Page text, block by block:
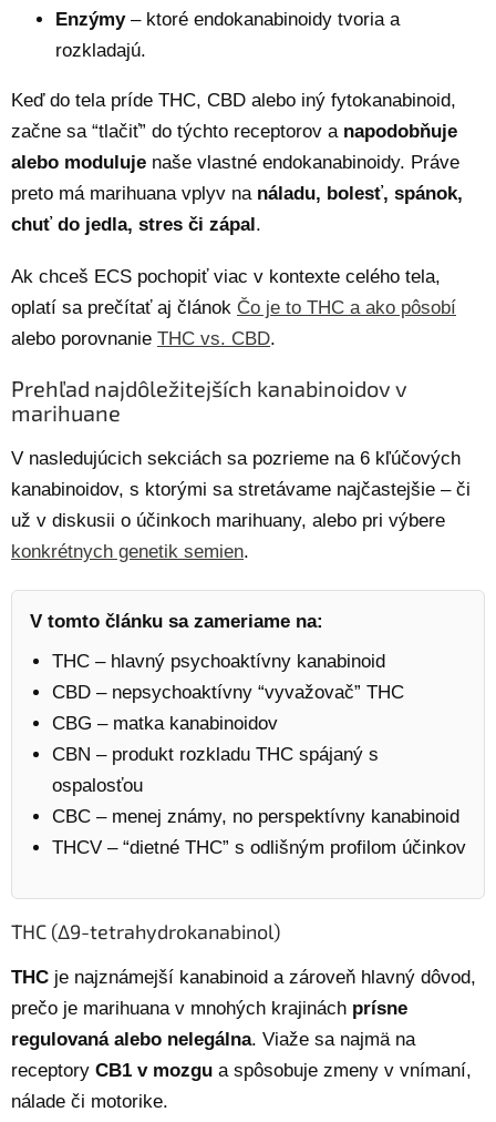
Enzýmy– ktoré endokanabinoidy tvoria a
rozkladajú.
Keď do tela príde THC, CBD alebo iný fytokanabinoid,
začne sa “tlačiť” do týchto receptorov a napodobňuje
alebo moduluje naše vlastné endokanabinoidy. Práve
preto má marihuana vplyv na náladu, bolesť, spánok,
chuť do jedla, stres či zápal.
Ak chceš ECS pochopiť viac v kontexte celého tela,
oplatí sa prečítať aj článok Čo je to THC a ako pôsobí
alebo porovnanie THC vs. CBD.
Prehľad najdôležitejších kanabinoidov v
marihuane
V nasledujúcich sekciách sa pozrieme na 6 kľúčových
kanabinoidov, s ktorými sa stretávame najčastejšie – či
už v diskusii o účinkoch marihuany, alebo pri výbere
konkrétnych genetik semien.
V tomto článku sa zameriame na:
THC – hlavný psychoaktívny kanabinoid
CBD – nepsychoaktívny “vyvažovač” THC
CBG – matka kanabinoidov
CBN – produkt rozkladu THC spájaný s
ospalosťou
CBC – menej známy, no perspektívny kanabinoid
THCV – “dietné THC” s odlišným profilom účinkov
THC (Δ9-tetrahydrokanabinol)
THC je najznámejší kanabinoid a zároveň hlavný dôvod,
prečo je marihuana v mnohých krajinách prísne
regulovaná alebo nelegálna. Viaže sa najmä na
receptory CB1 v mozgu a spôsobuje zmeny v vnímaní,
nálade či motorike.